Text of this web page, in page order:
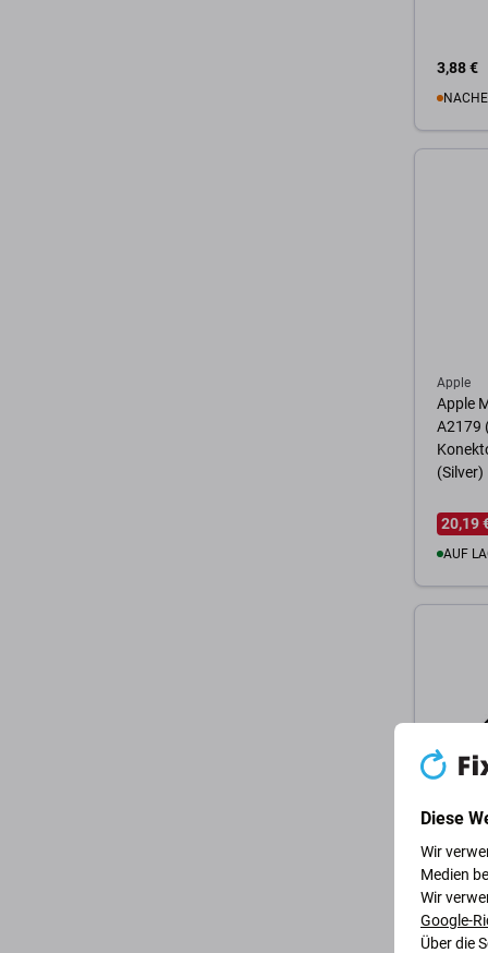
3,88 €
Apple
Apple
A2179
(Silver)
20,19
AUF
Apple
A1278
2011) -
Diese
Wir
Medien
Wir
Google-
Über die